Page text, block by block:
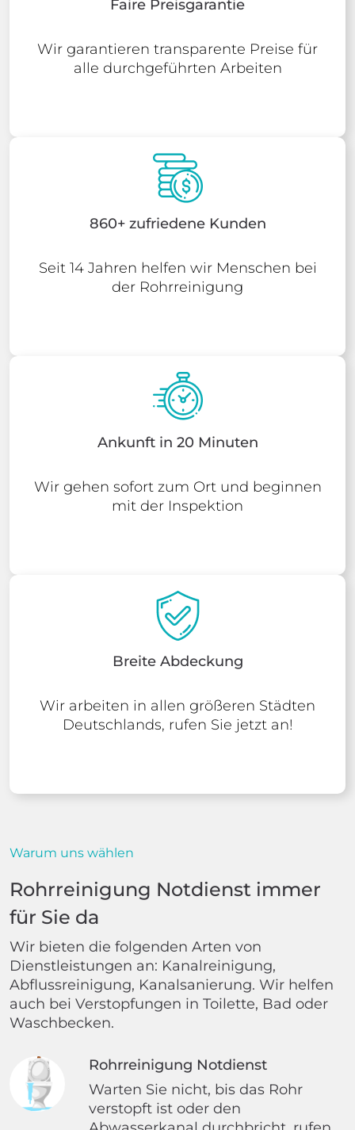
Faire Preisgarantie
Wir garantieren transparente Preise für
alle durchgeführten Arbeiten
860+ zufriedene Kunden
Seit 14 Jahren helfen wir Menschen bei
der Rohrreinigung
Ankunft in 20 Minuten
Wir gehen sofort zum Ort und beginnen
mit der Inspektion
Breite Abdeckung
Wir arbeiten in allen größeren Städten
Deutschlands, rufen Sie jetzt an!
Warum uns wählen
Rohrreinigung Notdienst immer
für Sie da
Wir bieten die folgenden Arten von
Dienstleistungen an: Kanalreinigung,
Abflussreinigung, Kanalsanierung. Wir helfen
auch bei Verstopfungen in Toilette, Bad oder
Waschbecken.
Rohrreinigung Notdienst
Warten Sie nicht, bis das Rohr
verstopft ist oder den